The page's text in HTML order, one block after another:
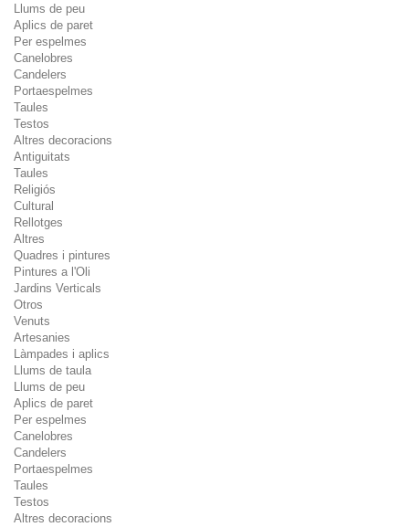
Llums de peu
Aplics de paret
Per espelmes
Canelobres
Candelers
Portaespelmes
Taules
Testos
Altres decoracions
Antiguitats
Taules
Religiós
Cultural
Rellotges
Altres
Quadres i pintures
Pintures a l'Oli
Jardins Verticals
Otros
Venuts
Artesanies
Làmpades i aplics
Llums de taula
Llums de peu
Aplics de paret
Per espelmes
Canelobres
Candelers
Portaespelmes
Taules
Testos
Altres decoracions